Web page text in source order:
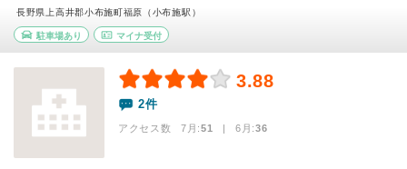
長野県上高井郡小布施町福原（小布施駅）
駐車場あり マイナ受付
3.88
2件
アクセス数 7月:51 | 6月:36